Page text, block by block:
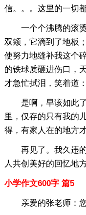
信。。。这里的一切
一个个沸腾的滚烫
双颊，它滴到了地板
使努力地缝补我这个
的铁球质砸进伤口，
才急忙拭泪，笑着道
是啊，早该如此了
里，仅存的只有我的
得，有家人在的地方
再见了。我久违的
人共创美好的回忆地
小学作文600字 篇5
亲爱的张老师：您